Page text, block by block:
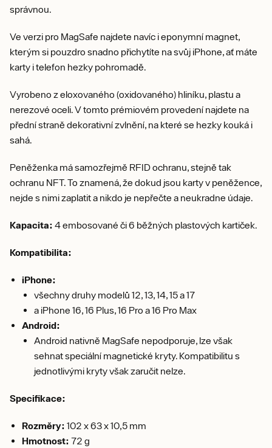
správnou.
Ve verzi pro MagSafe najdete navíc i eponymní magnet,
kterým si pouzdro snadno přichytíte na svůj iPhone, ať máte
karty i telefon hezky pohromadě.
Vyrobeno z eloxovaného (oxidovaného) hliníku, plastu a
nerezové oceli. V tomto prémiovém provedení najdete na
přední straně dekorativní zvlnění, na které se hezky kouká i
sahá.
Peněženka má samozřejmě RFID ochranu, stejně tak
ochranu NFT. To znamená, že dokud jsou karty v peněžence,
nejde s nimi zaplatit a nikdo je nepřečte a neukradne údaje.
Kapacita: 4 embosované či 6 běžných plastových kartiček.
Kompatibilita:
iPhone:
všechny druhy modelů 12, 13, 14, 15 a 17
a iPhone 16, 16 Plus, 16 Pro a 16 Pro Max
Android:
Android nativně MagSafe nepodporuje, lze však
sehnat speciální magnetické kryty. Kompatibilitu s
jednotlivými kryty však zaručit nelze.
Specifikace:
Rozměry: 102 x 63 x 10,5 mm
Hmotnost: 72 g